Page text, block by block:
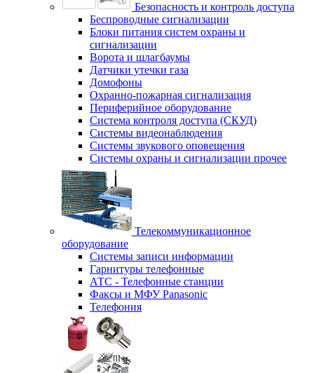
Безопасность и контроль доступа
Беспроводные сигнализации
Блоки питания систем охраны и
сигнализации
Ворота и шлагбаумы
Датчики утечки газа
Домофоны
Охранно-пожарная сигнализация
Периферийное оборудование
Система контроля доступа (СКУД)
Системы видеонаблюдения
Системы звукового оповещения
Системы охраны и сигнализации прочее
Телекоммуникационное
оборудование
Системы записи информации
Гарнитуры телефонные
АТС - Телефонные станции
Факсы и МФУ Panasonic
Телефония